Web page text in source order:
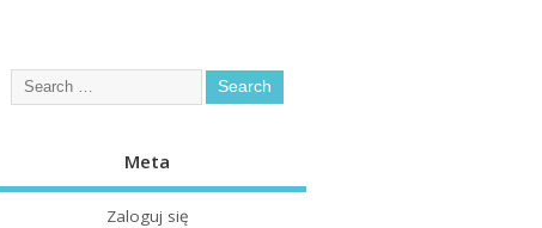
Meta
Zaloguj się